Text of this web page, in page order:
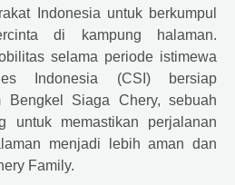
Indonesia untuk berkumpul
di kampung halaman.
selama periode istimewa
Indonesia (CSI) bersiap
Bengkel Siaga Chery, sebuah
untuk memastikan perjalanan
menjadi lebih aman dan
Family.